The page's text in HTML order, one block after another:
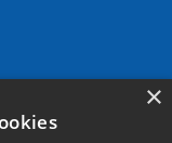
×